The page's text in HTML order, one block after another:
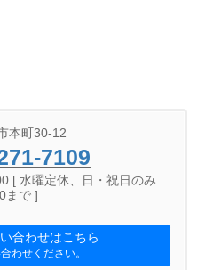
本町30-12
7109
[ 水曜定休、日・祝日のみ
まで ]
合わせはこちら
わせください。